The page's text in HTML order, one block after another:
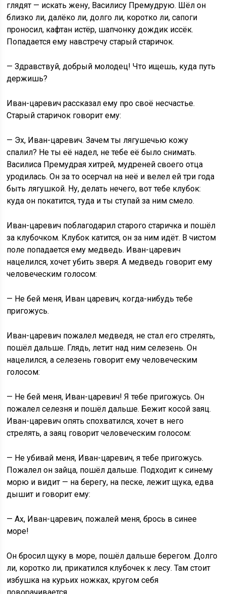
глядят — искать жену, Василису Премудрую. Шёл он
близко ли, далёко ли, долго ли, коротко ли, сапоги
проносил, кафтан истёр, шапчонку дождик иссёк.
Попадается ему навстречу старый старичок.
— Здравствуй, добрый молодец! Что ищешь, куда путь
держишь?
Иван-царевич рассказал ему про своё несчастье.
Старый старичок говорит ему:
— Эх, Иван-царевич. Зачем ты лягушечью кожу
спалил? Не ты её надел, не тебе её было снимать.
Василиса Премудрая хитрей, мудреней своего отца
уродилась. Он за то осерчал на неё и велел ей три года
быть лягушкой. Ну, делать нечего, вот тебе клубок:
куда он покатится, туда и ты ступай за ним смело.
Иван-царевич поблагодарил старого старичка и пошёл
за клубочком. Клубок катится, он за ним идёт. В чистом
поле попадается ему медведь. Иван-царевич
нацелился, хочет убить зверя. А медведь говорит ему
человеческим голосом:
— Не бей меня, Иван царевич, когда-нибудь тебе
пригожусь.
Иван-царевич пожалел медведя, не стал его стрелять,
пошёл дальше. Глядь, летит над ним селезень. Он
нацелился, а селезень говорит ему человеческим
голосом:
— Не бей меня, Иван-царевич! Я тебе пригожусь. Он
пожалел селезня и пошёл дальше. Бежит косой заяц.
Иван-царевич опять спохватился, хочет в него
стрелять, а заяц говорит человеческим голосом:
— Не убивай меня, Иван-царевич, я тебе пригожусь.
Пожалел он зайца, пошёл дальше. Подходит к синему
морю и видит — на берегу, на песке, лежит щука, едва
дышит и говорит ему:
— Ах, Иван-царевич, пожалей меня, брось в синее
море!
Он бросил щуку в море, пошёл дальше берегом. Долго
ли, коротко ли, прикатился клубочек к лесу. Там стоит
избушка на курьих ножках, кругом себя